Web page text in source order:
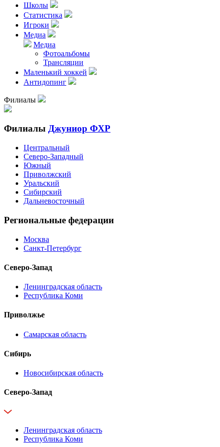
Школы
Статистика
Игроки
Медиа
Медиа
Фотоальбомы
Трансляции
Маленький хоккей
Антидопинг
Филиалы
Филиалы Джуниор ФХР
Центральный
Северо-Западный
Южный
Приволжский
Уральский
Сибирский
Дальневосточный
Региональные федерации
Москва
Санкт-Петербург
Северо-Запад
Ленинградская область
Республика Коми
Приволжье
Самарская область
Сибирь
Новосибирская область
Северо-Запад
Ленинградская область
Республика Коми